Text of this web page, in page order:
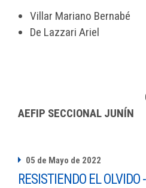
Villar Mariano
De Lazzari Ariel
AEFIP SECCIONAL JUNÍN
05 de Mayo de 2022
RESISTIENDO EL